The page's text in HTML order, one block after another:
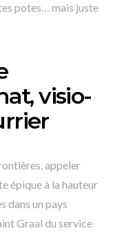
potes… mais juste
visio-
appeler
épique à la hauteur
dans un pays
Graal du service